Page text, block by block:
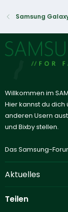
Samsung
Willkommen im
Hier kannst du
anderen Usern
und Bixby stellen.
Das Samsung-
Aktuelles
Teilen